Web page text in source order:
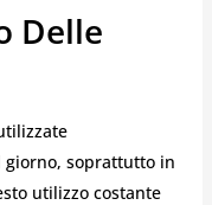
Delle
giorno, soprattutto in
utilizzo costante